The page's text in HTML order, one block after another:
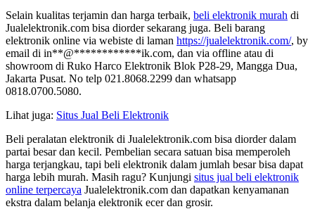
Selain kualitas terjamin dan harga terbaik, beli elektronik murah di
Jualelektronik.com bisa diorder sekarang juga. Beli barang
elektronik online via webiste di laman https://jualelektronik.com/, by
email di in**@************ik.com, dan via offline atau di
showroom di Ruko Harco Elektronik Blok P28-29, Mangga Dua,
Jakarta Pusat. No telp 021.8068.2299 dan whatsapp
0818.0700.5080.
Lihat juga: Situs Jual Beli Elektronik
Beli peralatan elektronik di Jualelektronik.com bisa diorder dalam
partai besar dan kecil. Pembelian secara satuan bisa memperoleh
harga terjangkau, tapi beli elektronik dalam jumlah besar bisa dapat
harga lebih murah. Masih ragu? Kunjungi situs jual beli elektronik
online terpercaya Jualelektronik.com dan dapatkan kenyamanan
ekstra dalam belanja elektronik ecer dan grosir.